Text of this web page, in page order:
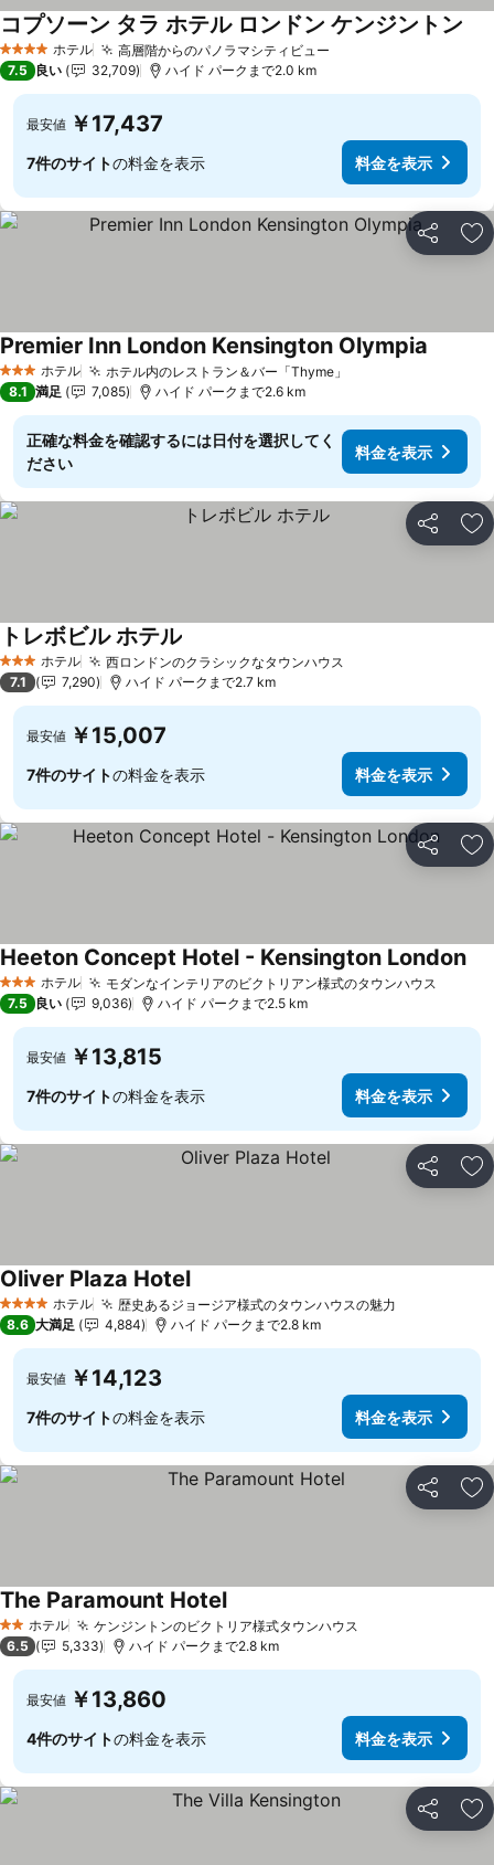
4 ホテルのランク
ホテル 高層階からのパノラマシティビュー
コプソーン タラ ホテル ロンドン ケンジントン
7.5 良い 32,709 ハイド パークまで2.0 km
最安値 ￥17,437
7件のサイトの料金を表示 料金を表示
シェア お
3 ホテルのランク
ホテル ホテル内のレストラン＆バー「Thyme」
Premier Inn London Kensington Olympia
8.1 満足 7,085 ハイド パークまで2.6 km
正確な料金を確認するには日付を選択してく
ださい
料金を表示
シェア お
3 ホテルのランク
ホテル 西ロンドンのクラシックなタウンハウス
トレボビル ホテル
7.1 7,290 ハイド パークまで2.7 km
最安値 ￥15,007
7件のサイトの料金を表示 料金を表示
シェア お
3 ホテルのランク
ホテル モダンなインテリアのビクトリアン様式のタウンハウス
Heeton Concept Hotel - Kensington London
7.5 良い 9,036 ハイド パークまで2.5 km
最安値 ￥13,815
7件のサイトの料金を表示 料金を表示
シェア お
4 ホテルのランク
ホテル 歴史あるジョージア様式のタウンハウスの魅力
Oliver Plaza Hotel
8.6 大満足 4,884 ハイド パークまで2.8 km
最安値 ￥14,123
7件のサイトの料金を表示 料金を表示
シェア お
2 ホテルのランク
ホテル ケンジントンのビクトリア様式タウンハウス
The Paramount Hotel
6.5 5,333 ハイド パークまで2.8 km
最安値 ￥13,860
4件のサイトの料金を表示 料金を表示
シェア お